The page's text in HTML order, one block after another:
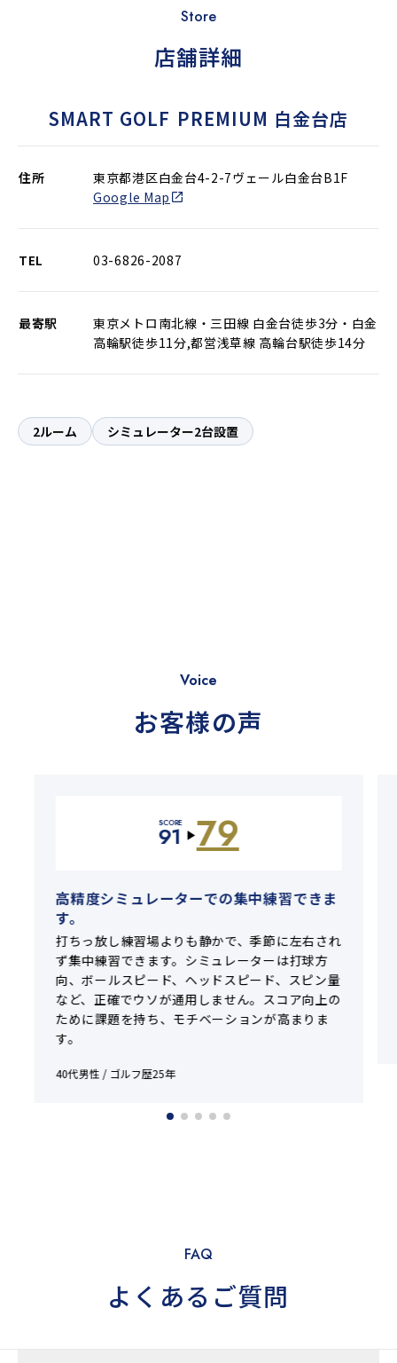
Store
店舗詳細
SMART GOLF PREMIUM 白金台店
住所
東京都港区白金台4-2-7ヴェール白金台B1F
Google Map
TEL 03-6826-2087
最寄駅
東京メトロ南北線・三田線 白金台徒歩3分・白金
高輪駅徒歩11分,都営浅草線 高輪台駅徒歩14分
2ルーム シミュレーター2台設置
Voice
お客様の声
SCORE
91 ▶79
高精度シミュレーターでの集中練習できま
す。
打ちっ放し練習場よりも静かで、季節に左右され
ず集中練習できます。シミュレーターは打球方
向、ボールスピード、ヘッドスピード、スピン量
など、正確でウソが通用しません。スコア向上の
ために課題を持ち、モチベーションが高まりま
す。
40代男性 / ゴルフ歴25年
FAQ
よくあるご質問